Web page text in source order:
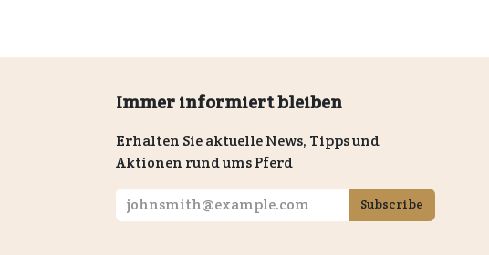
Immer informiert bleiben
Erhalten Sie aktuelle News, Tipps und
Aktionen rund ums Pferd
Subscribe